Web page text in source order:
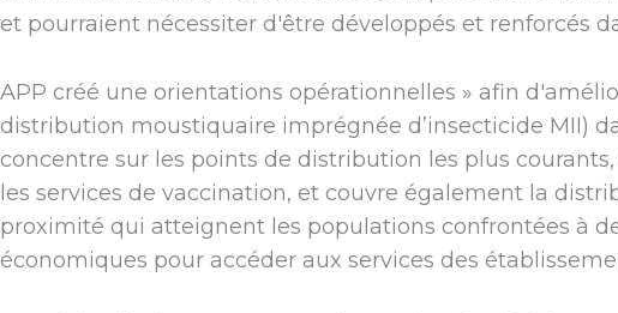
et pourraient nécessiter d'être développés et renforcés
APP créé une orientations opérationnelles » afin
distribution moustiquaire imprégnée d’insecticide MII)
concentre sur les points de distribution les plus
les services de vaccination, et couvre également la
proximité qui atteignent les populations confrontées à
économiques pour accéder aux services des